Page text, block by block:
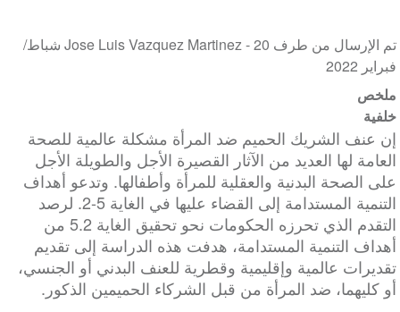
تم الإرسال من طرف Jose Luis Vazquez Martinez -
20 شباط/
فبراير 2022
ملخص
خلفية
إن عنف الشريك الحميم ضد المرأة مشكلة عالمية للصحة
العامة لها العديد من الآثار القصيرة الأجل والطويلة الأجل
على الصحة البدنية والعقلية للمرأة وأطفالها. وتدعو أهداف
التنمية المستدامة إلى القضاء عليها في الغاية 5-2. لرصد
التقدم الذي تحرزه الحكومات نحو تحقيق الغاية 5.2 من
أهداف التنمية المستدامة، هدفت هذه الدراسة إلى تقديم
تقديرات عالمية وإقليمية وقطرية للعنف البدني أو الجنسي،
أو كليهما، ضد المرأة من قبل الشركاء الحميمين الذكور.